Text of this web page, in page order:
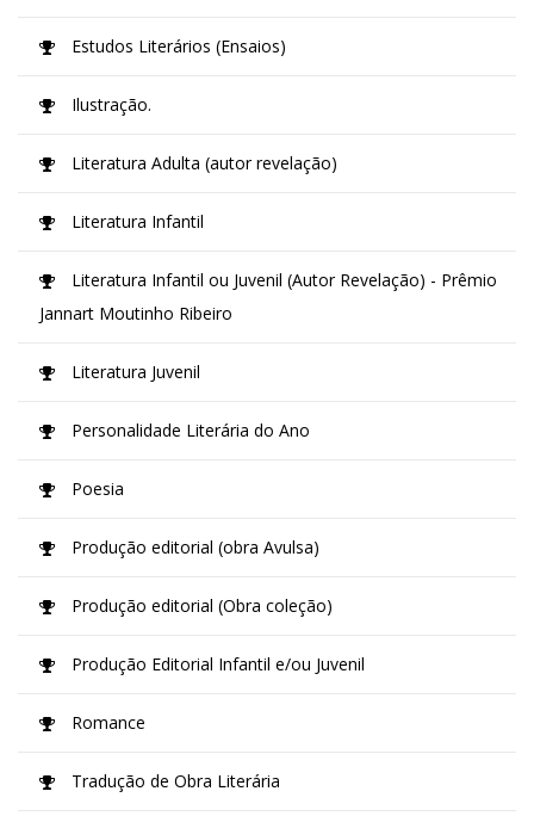
Estudos Literários (Ensaios)
Ilustração.
Literatura Adulta (autor revelação)
Literatura Infantil
Literatura Infantil ou Juvenil (Autor Revelação) - Prêmio
Jannart Moutinho Ribeiro
Literatura Juvenil
Personalidade Literária do Ano
Poesia
Produção editorial (obra Avulsa)
Produção editorial (Obra coleção)
Produção Editorial Infantil e/ou Juvenil
Romance
Tradução de Obra Literária